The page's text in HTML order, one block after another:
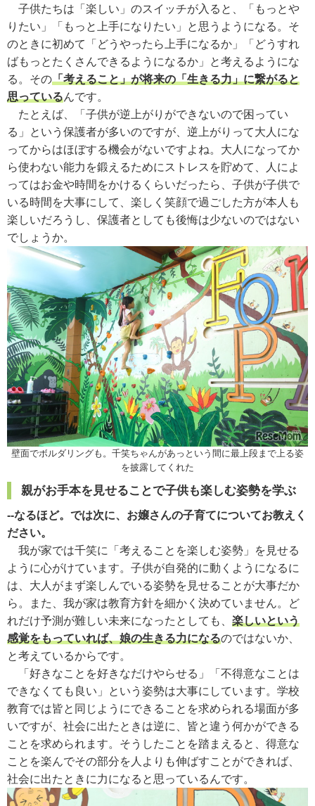
子供たちは「楽しい」のスイッチが入ると、「もっとや
りたい」「もっと上手になりたい」と思うようになる。そ
のときに初めて「どうやったら上手になるか」「どうすれ
ばもっとたくさんできるようになるか」と考えるようにな
る。その「考えること」が将来の「生きる力」に繋がると
思っているんです。
たとえば、「子供が逆上がりができないので困ってい
る」という保護者が多いのですが、逆上がりって大人にな
ってからはほぼする機会がないですよね。大人になってか
ら使わない能力を鍛えるためにストレスを貯めて、人によ
ってはお金や時間をかけるくらいだったら、子供が子供で
いる時間を大事にして、楽しく笑顔で過ごした方が本人も
楽しいだろうし、保護者としても後悔は少ないのではない
でしょうか。
壁面でボルダリングも。千笑ちゃんがあっという間に最上段まで上る姿
を披露してくれた
親がお手本を見せることで子供も楽しむ姿勢を学ぶ
--なるほど。では次に、お嬢さんの子育てについてお教えく
ださい。
我が家では千笑に「考えることを楽しむ姿勢」を見せる
ように心がけています。子供が自発的に動くようになるに
は、大人がまず楽しんでいる姿勢を見せることが大事だか
ら。また、我が家は教育方針を細かく決めていません。ど
れだけ予測が難しい未来になったとしても、 楽しいという
感覚をもっていれば、娘の生きる力になるのではないか、
と考えているからです。
「好きなことを好きなだけやらせる」「不得意なことは
できなくても良い」という姿勢は大事にしています。学校
教育では皆と同じようにできることを求められる場面が多
いですが、社会に出たときは逆に、皆と違う何かができる
ことを求められます。そうしたことを踏まえると、得意な
ことを楽んでその部分を人よりも伸ばすことができれば、
社会に出たときに力になると思っているんです。